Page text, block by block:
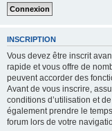
INSCRIPTION
Vous devez être inscrit
rapide et vous offre de
peuvent accorder des
Avant de vous inscrire,
conditions d’utilisation et
également prendre le
forum lors de votre